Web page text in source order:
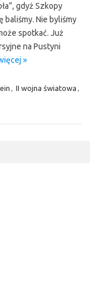
gdyż Szkopy
baliśmy. Nie byliśmy
spotkać. Już
na Pustyni
»
II wojna światowa